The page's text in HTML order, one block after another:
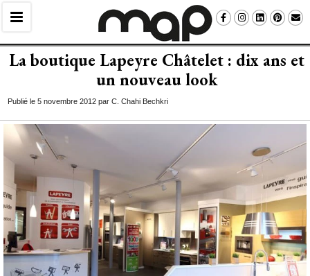
La boutique Lapeyre Châtelet : dix ans et
un nouveau look
Publié le 5 novembre 2012 par C. Chahi Bechkri